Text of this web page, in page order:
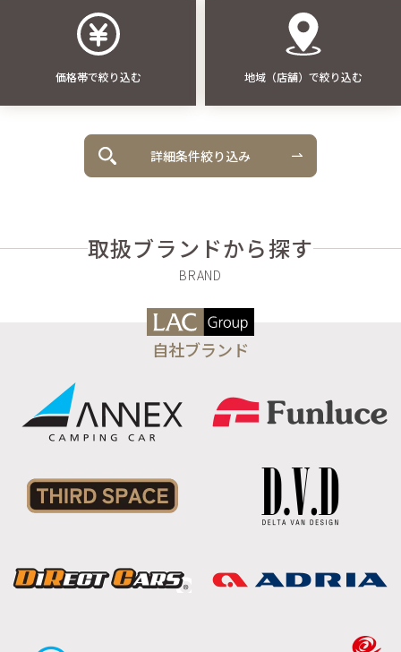
価格帯で絞り込む 地域（店舗）で絞り込む
詳細条件絞り込み
取扱ブランドから探す
自社ブランド